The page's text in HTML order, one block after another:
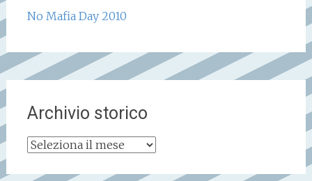
No Mafia Day 2010
Archivio storico
Archivio